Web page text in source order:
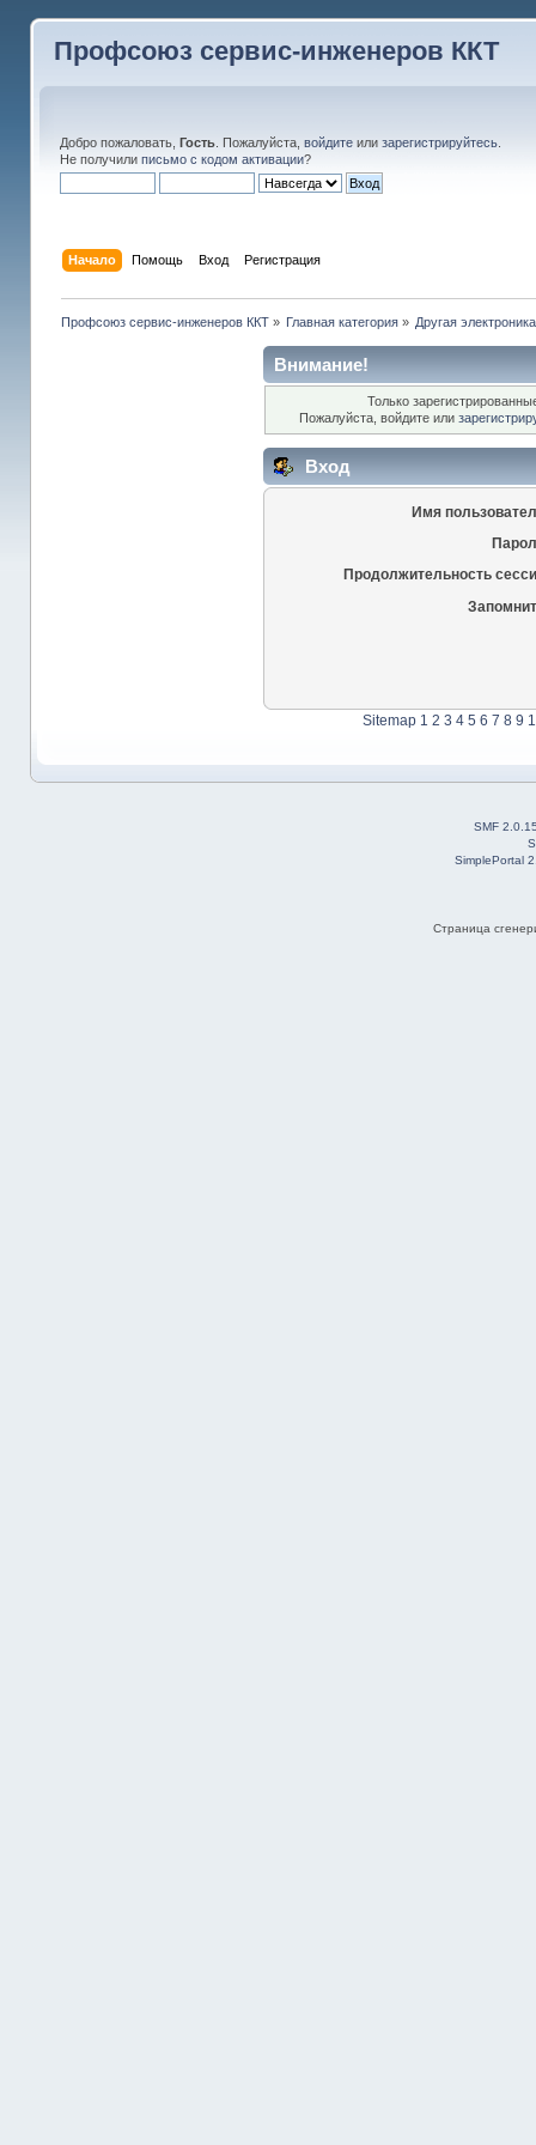
Профсоюз сервис-инженеров ККТ
Добро пожаловать, Гость. Пожалуйста, войдитеили зарегистрируйтесь.
Не получили письмо с кодом активации?
Начало Помощь Вход Регистрация
Профсоюз сервис-инженеров ККТ» Главная категория » Другая электроника
Внимание!
Только
Пожалуйста, войдите или
Вход
Имя
Продолжительность
Sitemap 1 2 3 4 5 6 7 8 9
SMF
SimplePortal
Страница